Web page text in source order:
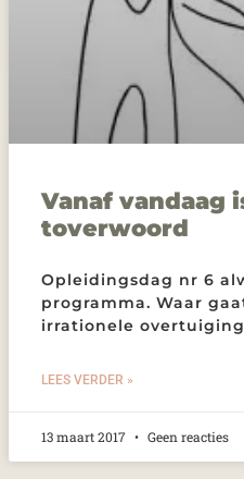
Vanaf vandaag
toverwoord
Opleidingsdag nr 6
programma. Waar
irrationele
LEES VERDER »
13 maart 2017 Geen reacties